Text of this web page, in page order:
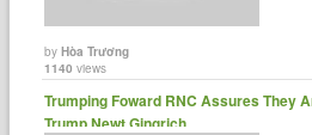
byHòa Trương
1140 views
Trumping Foward RNC Assures They
Trump Newt Gingrich ......